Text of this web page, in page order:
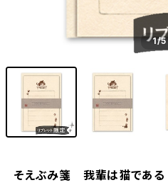
1/5
そえぶみ箋 我輩は猫である